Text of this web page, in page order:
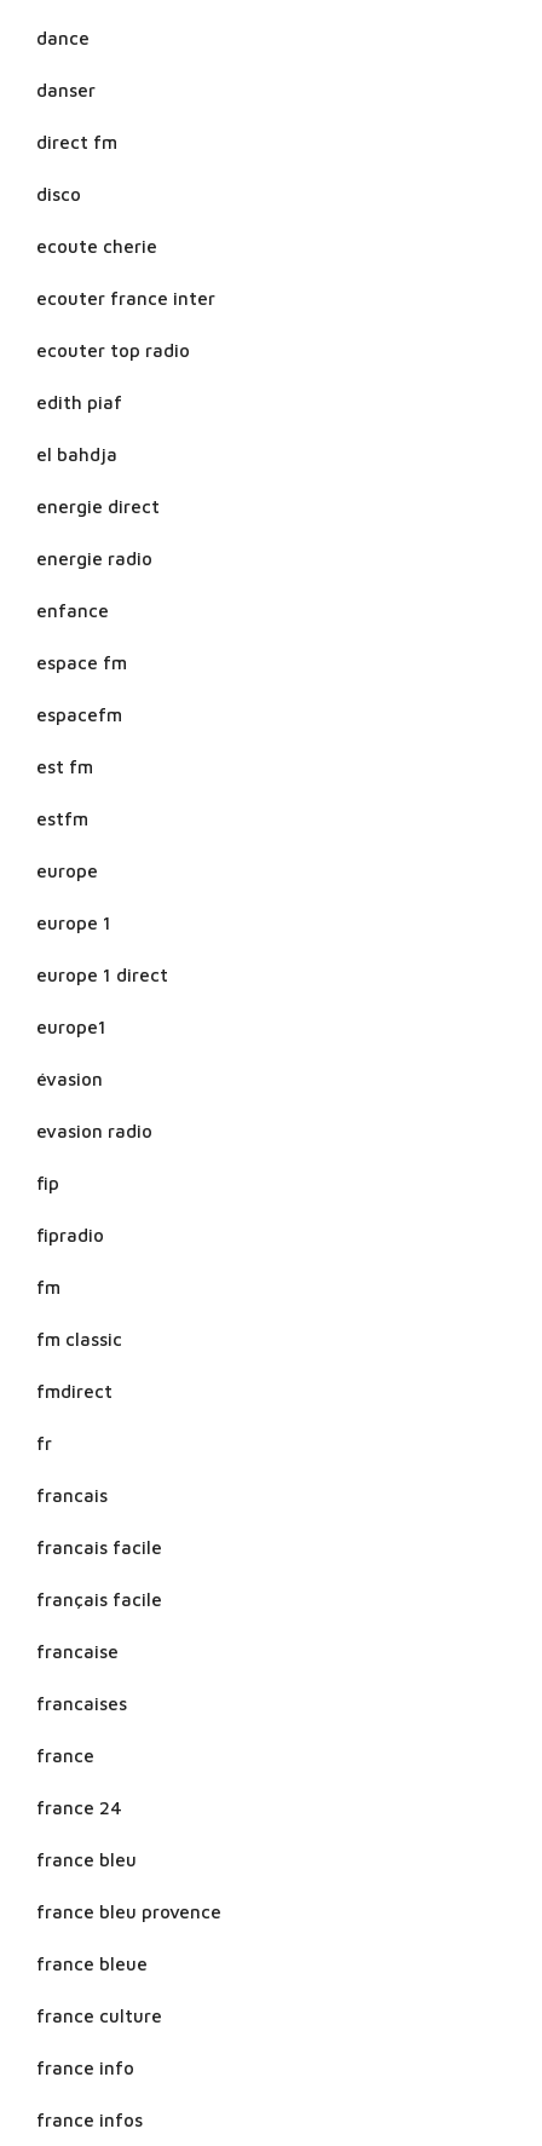
dance
danser
direct fm
disco
ecoute cherie
ecouter france inter
ecouter top radio
edith piaf
el bahdja
energie direct
energie radio
enfance
espace fm
espacefm
est fm
estfm
europe
europe 1
europe 1 direct
europe1
évasion
evasion radio
fip
fipradio
fm
fm classic
fmdirect
fr
francais
francais facile
français facile
francaise
francaises
france
france 24
france bleu
france bleu provence
france bleue
france culture
france info
france infos